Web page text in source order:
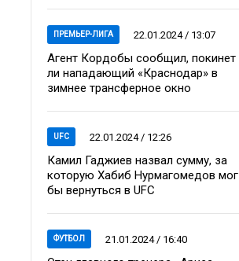
ПРЕМЬЕР-ЛИГА 22.01.2024 / 13:07
Агент Кордобы сообщил, покинет
ли нападающий «Краснодар» в
зимнее трансферное окно
UFC 22.01.2024 / 12:26
Камил Гаджиев назвал сумму, за
которую Хабиб Нурмагомедов мог
бы вернуться в UFC
ФУТБОЛ 21.01.2024 / 16:40